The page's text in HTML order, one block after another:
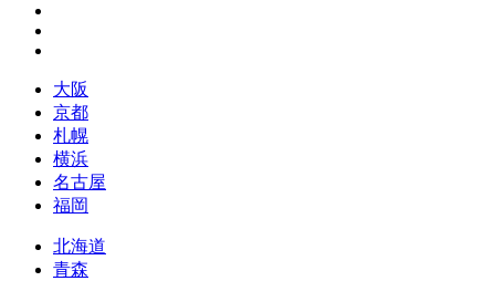
大阪
京都
札幌
横浜
名古屋
福岡
北海道
青森